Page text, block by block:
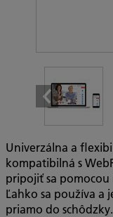
Univerzálna a
kompatibilná s
pripojiť sa pomocou
Ľahko sa používa a
priamo do schôdzky.